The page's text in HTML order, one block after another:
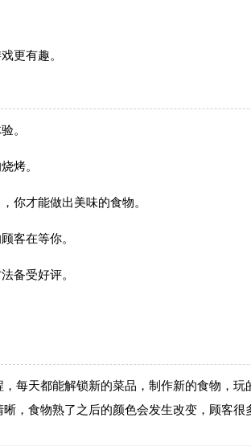
更有趣。
。
烤。
你才能做出美味的食物。
客在等你。
备受好评。
每天都能解锁新的菜品，制作新的食物，玩
，食物熟了之后的颜色会发生改变，顾客很